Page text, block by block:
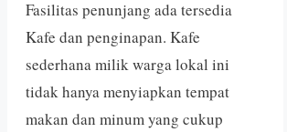
Fasilitas penunjang ada tersedia
Kafe dan penginapan. Kafe
sederhana milik warga lokal ini
tidak hanya menyiapkan tempat
makan dan minum yang cukup